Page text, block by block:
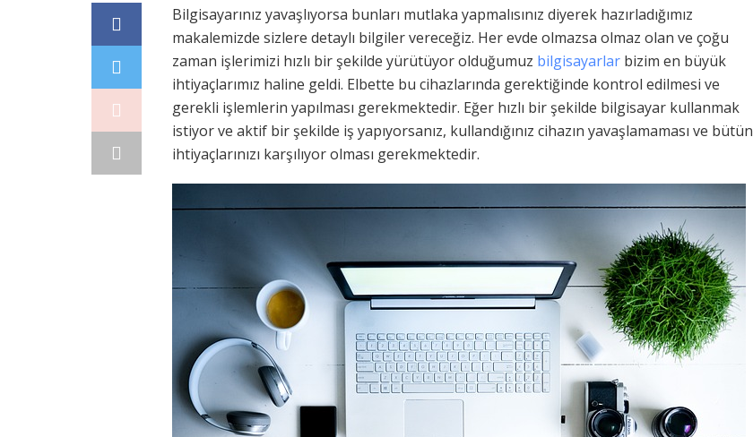
Bilgisayarınız yavaşlıyorsa bunları mutlaka yapmalısınız diyerek hazırladığımız
makalemizde sizlere detaylı bilgiler vereceğiz. Her evde olmazsa olmaz olan ve çoğu
zaman işlerimizi hızlı bir şekilde yürütüyor olduğumuz bilgisayarlar bizim en büyük
ihtiyaçlarımız haline geldi. Elbette bu cihazlarında gerektiğinde kontrol edilmesi ve
gerekli işlemlerin yapılması gerekmektedir. Eğer hızlı bir şekilde bilgisayar kullanmak
istiyor ve aktif bir şekilde iş yapıyorsanız, kullandığınız cihazın yavaşlamaması ve bütün
ihtiyaçlarınızı karşılıyor olması gerekmektedir.